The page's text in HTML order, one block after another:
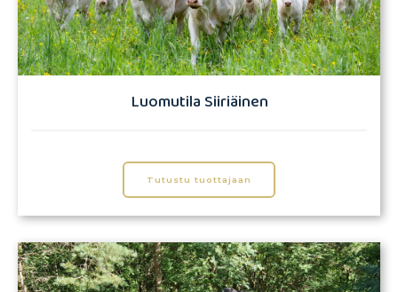
Luomutila Siiriäinen
Tutustu tuottajaan